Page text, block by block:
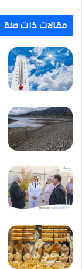
مقالات ذات صلة